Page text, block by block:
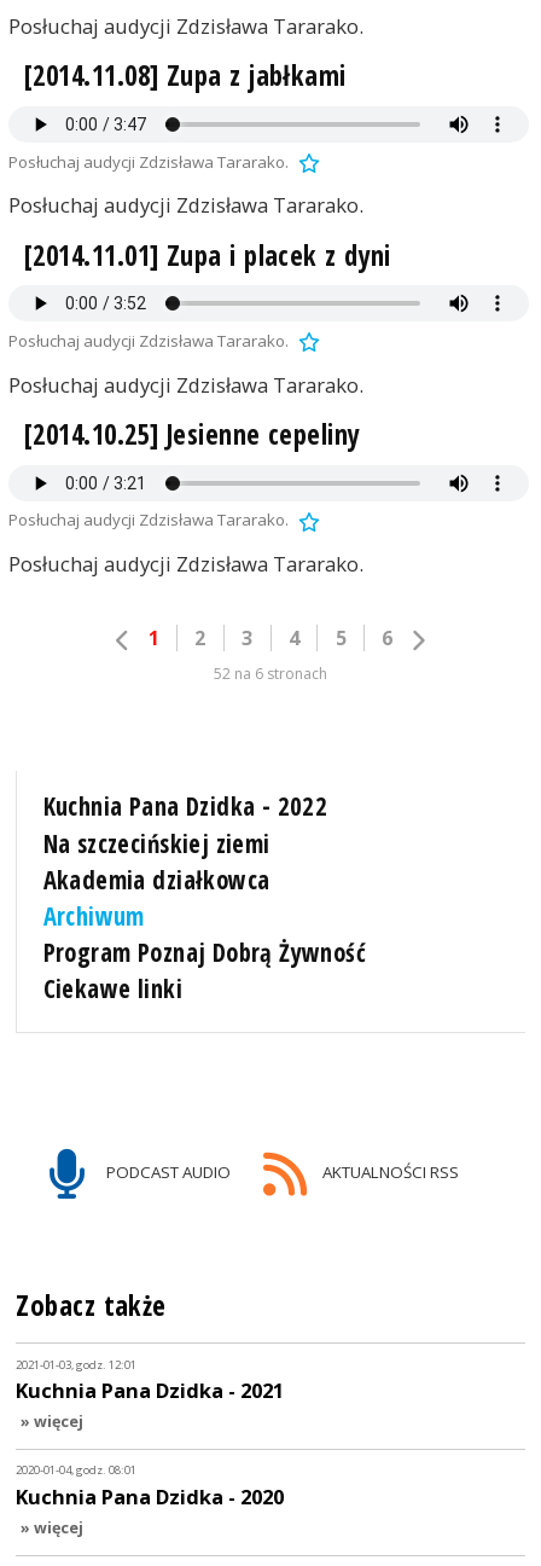
Posłuchaj audycji Zdzisława Tararako.
[2014.11.08] Zupa z jabłkami
Posłuchaj audycji Zdzisława Tararako.
Posłuchaj audycji Zdzisława Tararako.
[2014.11.01] Zupa i placek z dyni
Posłuchaj audycji Zdzisława Tararako.
Posłuchaj audycji Zdzisława Tararako.
[2014.10.25] Jesienne cepeliny
Posłuchaj audycji Zdzisława Tararako.
Posłuchaj audycji Zdzisława Tararako.
1 2 3 4 5 6
52 na 6 stronach
Kuchnia Pana Dzidka - 2022
Na szczecińskiej ziemi
Akademia działkowca
Archiwum
Program Poznaj Dobrą Żywność
Ciekawe linki
PODCAST AUDIO AKTUALNOŚCI RSS
Zobacz także
2021-01-03, godz. 12:01
Kuchnia Pana Dzidka - 2021
» więcej
2020-01-04, godz. 08:01
Kuchnia Pana Dzidka - 2020
» więcej